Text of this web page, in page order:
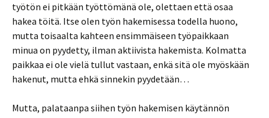
työtön ei pitkään työttömänä ole, olettaen että osaa
hakea töitä. Itse olen työn hakemisessa todella huono,
mutta toisaalta kahteen ensimmäiseen työpaikkaan
minua on pyydetty, ilman aktiivista hakemista. Kolmatta
paikkaa ei ole vielä tullut vastaan, enkä sitä ole myöskään
hakenut, mutta ehkä sinnekin pyydetään…
Mutta, palataanpa siihen työn hakemisen käytännön